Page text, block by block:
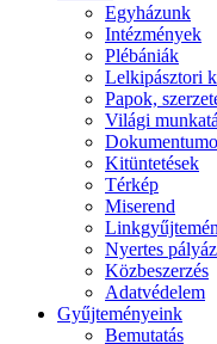
Egyházunk
Intézmények
Plébániák
Lelkipásztori
Papok,
Világi
Kitüntetések
Térkép
Miserend
Nyertes
Közbeszerzés
Adatvédelem
Gyűjteményeink
Bemutatás